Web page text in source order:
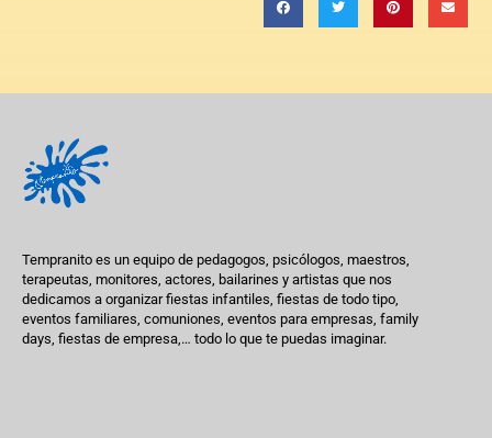
Tempranito es un equipo de pedagogos, psicólogos, maestros,
terapeutas, monitores, actores, bailarines y artistas que nos
dedicamos a organizar fiestas infantiles, fiestas de todo tipo,
eventos familiares, comuniones, eventos para empresas, family
days, fiestas de empresa,… todo lo que te puedas imaginar.